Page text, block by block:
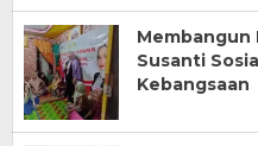
Membangun
Susanti
Kebangsaan